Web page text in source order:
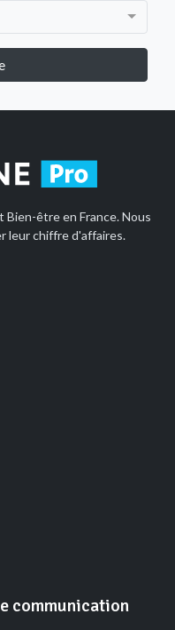
Bien-être en France. Nous
leur chiffre d'affaires.
communication